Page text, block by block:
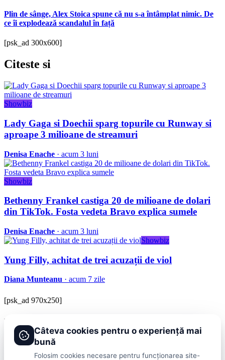
Plin de sânge, Alex Stoica spune că nu s-a întâmplat nimic. De
ce îi explodează scandalul în față
[psk_ad 300x600]
Citeste si
Showbiz
Lady Gaga si Doechii sparg topurile cu Runway si
aproape 3 milioane de streamuri
Denisa Enache · acum 3 luni
Showbiz
Bethenny Frankel castiga 20 de milioane de dolari
din TikTok. Fosta vedeta Bravo explica sumele
Denisa Enache · acum 3 luni
Showbiz
Yung Filly, achitat de trei acuzații de viol
Diana Munteanu · acum 7 zile
[psk_ad 970x250]
BRAVOnet
Showbiz, vedete si tot ce misca in lumea mondena
Câteva cookies pentru o experiență mai
bună
Folosim cookies necesare pentru funcționarea site-